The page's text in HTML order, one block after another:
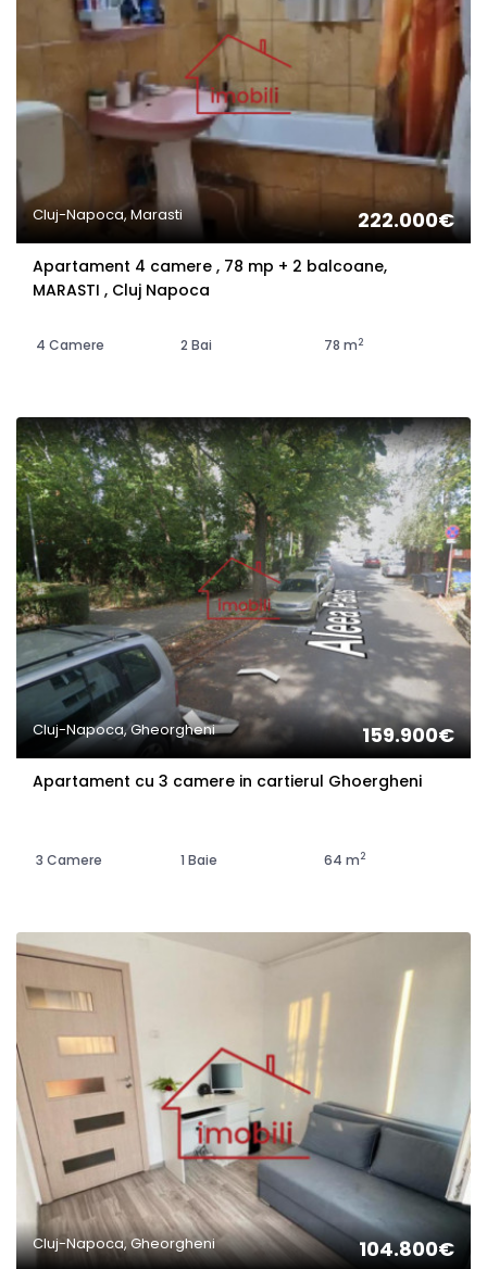
Cluj-Napoca, Marasti 222.000€
Apartament 4 camere , 78 mp + 2 balcoane,
MARASTI , Cluj Napoca
4 Camere 2 Bai 78 m2
Cluj-Napoca, Gheorgheni 159.900€
Apartament cu 3 camere in cartierul Ghoergheni
3 Camere 1 Baie 64 m2
Cluj-Napoca, Gheorgheni 104.800€